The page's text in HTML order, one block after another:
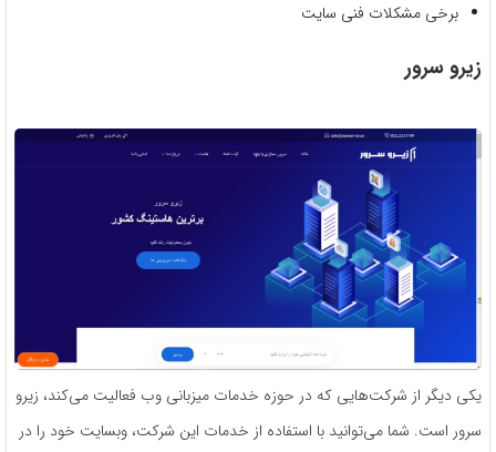
برخی مشکلات فنی سایت
زیرو سرور
یکی دیگر از شرکت‌هایی که در حوزه خدمات میزبانی وب فعالیت می‌کند، زیرو
سرور است. شما می‌توانید با استفاده از خدمات این شرکت، وبسایت خود را در